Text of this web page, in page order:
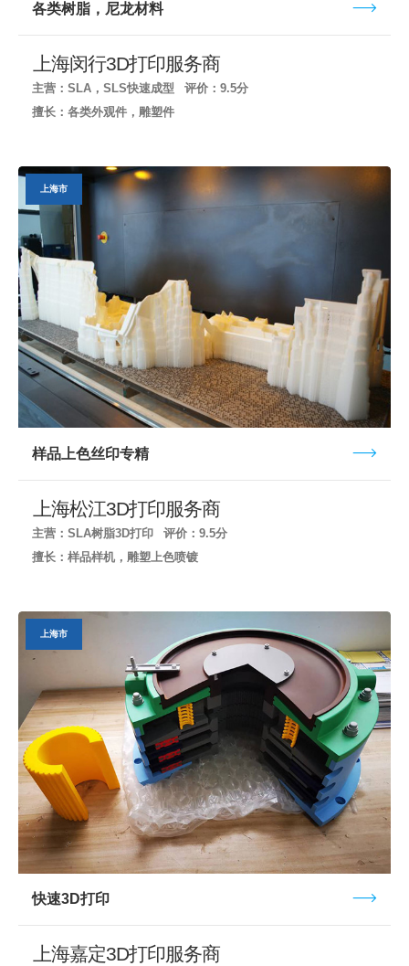
上海闵行3D打印服务商
各类树脂，尼龙材料
主营：SLA，SLS快速成型
评价：9.5分
擅长：各类外观件，雕塑件
上海松江3D打印服务商
上海市
样品上色丝印专精
主营：SLA树脂3D打印
评价：9.5分
擅长：样品样机，雕塑上色喷镀
上海嘉定3D打印服务商
上海市
快速3D打印